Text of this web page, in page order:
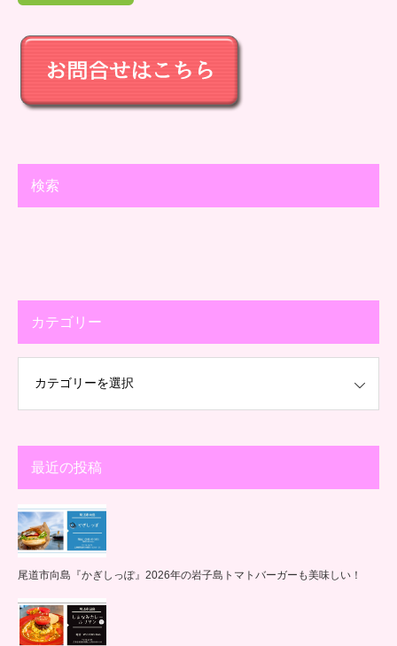
検索
カテゴリー
最近の投稿
尾道市向島『かぎしっぽ』2026年の岩子島トマトバーガーも美味しい！